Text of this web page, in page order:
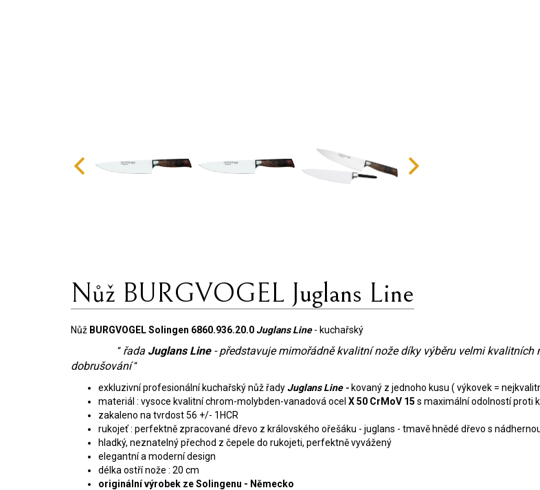
Nůž BURGVOGEL Juglans Line
Nůž BURGVOGEL Solingen 6860.936.20.0 Juglans Line- kuchařský
“ řada Juglans Line- představuje mimořádně kvalitní nože díky výběru velmi
dobrušování“
exkluzivní profesionální kuchařský nůž řady Juglans Line -kovaný z jednoho kusu ( výkovek =
materiál : vysoce kvalitní chrom-molybden-vanadová ocelX 50 CrMoV 15 s maximální odolností proti
zakaleno na tvrdost 56 +/- 1HCR
rukojeť : perfektně zpracované dřevo z královského ořešáku - juglans - tmavě hnědé dřevo s
hladký, neznatelný přechod z čepele do rukojeti, perfektně vyvážený
elegantní a moderní design
délka ostří nože : 20 cm
originální výrobek ze Solingenu - Německo